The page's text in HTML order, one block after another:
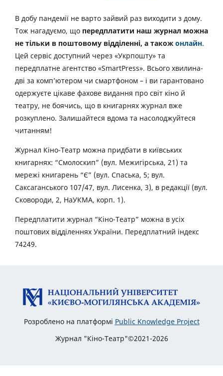
В добу пандемії не варто зайвий раз виходити з дому.
Тож нагадуємо, що передплатити наш журнал можна
не тільки в поштовому відділенні, а також онлайн.
Цей сервіс доступний через «Укрпошту» та
передплатне агентство «SmartPress». Всього хвилина-
дві за комп’ютером чи смартфоном – і ви гарантовано
одержуєте цікаве фахове видання про світ кіно й
театру, не боячись, що в книгарнях журнал вже
розкуплено. Залишайтеся вдома та насолоджуйтеся
читанням!
Журнал Кіно-Театр можна придбати в київських
книгарнях: “Смолоскип” (вул. Межигірська, 21) та
мережі книгарень “Є” (вул. Спаська, 5; вул.
Саксаганського 107/47, вул. Лисенка, 3), в редакції (вул.
Сковороди, 2, НаУКМА, корп. 1).
Передплатити журнал “Кіно-Театр” можна в усіх
поштових відділеннях України. Передплатний індекс
74249.
Розроблено на платформі Public Knowledge Project
Журнал "Кіно-Театр"©2021-2026